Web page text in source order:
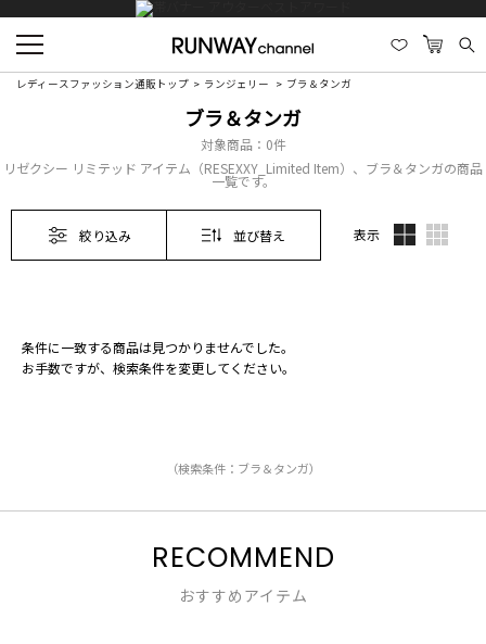
レディースファッション通販トップ ランジェリー ブラ＆タンガ
ブラ＆タンガ
対象商品： 0件
リゼクシー リミテッド アイテム（RESEXXY_Limited Item）、ブラ＆タンガの商品
一覧です。
絞り込み 並び替え 表示
条件に一致する商品は見つかりませんでした。
お手数ですが、検索条件を変更してください。
（検索条件：ブラ＆タンガ）
RECOMMEND
おすすめアイテム